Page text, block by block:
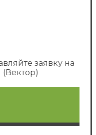
заявку на